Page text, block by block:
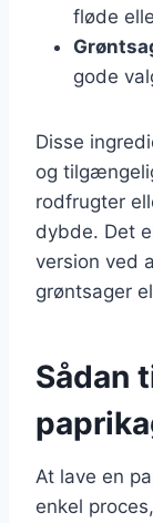
fløde
gode
Disse
og
rodfrugter
dybde. Det
version ved
grøntsager
Sådan
At lave en
enkel